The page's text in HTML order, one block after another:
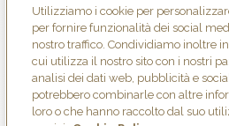
Instagram
Facebook
Utilizziamo i cookie per
per fornire funzionalità dei social
nostro traffico. Condividiamo inoltre
cui utilizza il nostro sito con i nostri
analisi dei dati web, pubblicità e
potrebbero combinarle con altre
loro o che hanno raccolto dal suo